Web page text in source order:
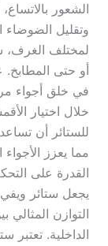
الشعور
وتقليل الضوضاء
لمختلف الغرف،
أو حتى المطابخ.
في خلق أجواء
خلال اختيار
للستائر أن
مما يعزز الأجواء
القدرة على
يجعل ستائر
التوازن
الداخلية. تعتبر